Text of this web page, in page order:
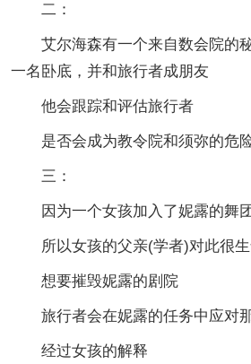
二：
艾尔海森有一个来自数会院的
一名卧底，并和旅行者成朋友
他会跟踪和评估旅行者
是否会成为教令院和须弥的危
三：
因为一个女孩加入了妮露的舞团
所以女孩的父亲(学者)对此很
想要摧毁妮露的剧院
旅行者会在妮露的任务中应对
经过女孩的解释